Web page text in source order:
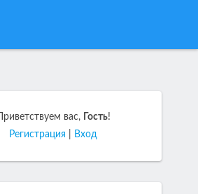
Приветствуем вас, Гость!
Регистрация
Вход